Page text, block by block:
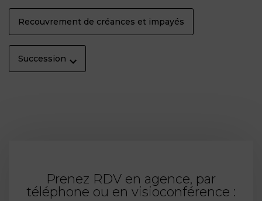
Recouvrement de créances et impayés
Succession
Prenez RDV en agence, par
téléphone ou en visioconférence :